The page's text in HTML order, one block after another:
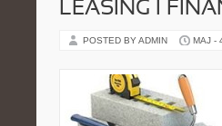
LEASING I
POSTED BY ADMIN MAJ -